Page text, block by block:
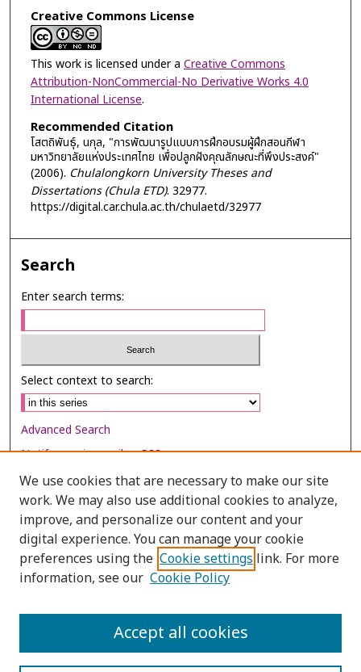
Creative Commons License
This work is licensed under a Creative Commons
Attribution-NonCommercial-No Derivative Works 4.0
International License.
Recommended Citation
โสตถิพันธุ์, นกุล, "การพัฒนารูปแบบการฝึกอบรมผู้ฝึกสอนกีฬา
มหาวิทยาลัยแห่งประเทศไทย เพื่อปลูกฝังคุณลักษณะที่พึงประสงค์"
(2006). Chulalongkorn University Theses and
Dissertations (Chula ETD). 32977.
https://digital.car.chula.ac.th/chulaetd/32977
Search
Enter search terms:
Select context to search:
Advanced Search
Notify me via email orRSS
Browse
Collections
Disciplines
Authors
We use cookies that are necessary to make our site
work. We may also use additional cookies to analyze,
improve, and personalize our content and your
digital experience. You can manage your cookie
preferences using the Cookie settings link. For more
information, see our Cookie Policy
Accept all cookies